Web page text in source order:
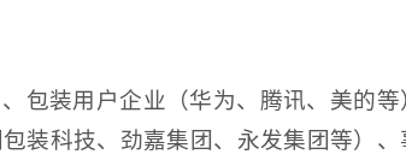
包装用户企业（华为、腾讯、美的等
装科技、劲嘉集团、永发集团等）